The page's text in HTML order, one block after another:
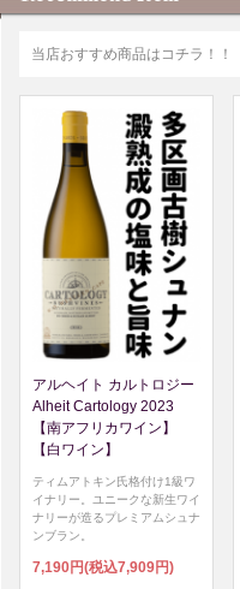
当店おすすめ商品はコチラ！！
アルヘイト カルトロジー
Alheit Cartology 2023
【南アフリカワイン】
【白ワイン】
ティムアトキン氏格付け1級ワ
イナリー。ユニークな新生ワイ
ナリーが造るプレミアムシュナ
ンブラン。
7,190円(税込7,909円)